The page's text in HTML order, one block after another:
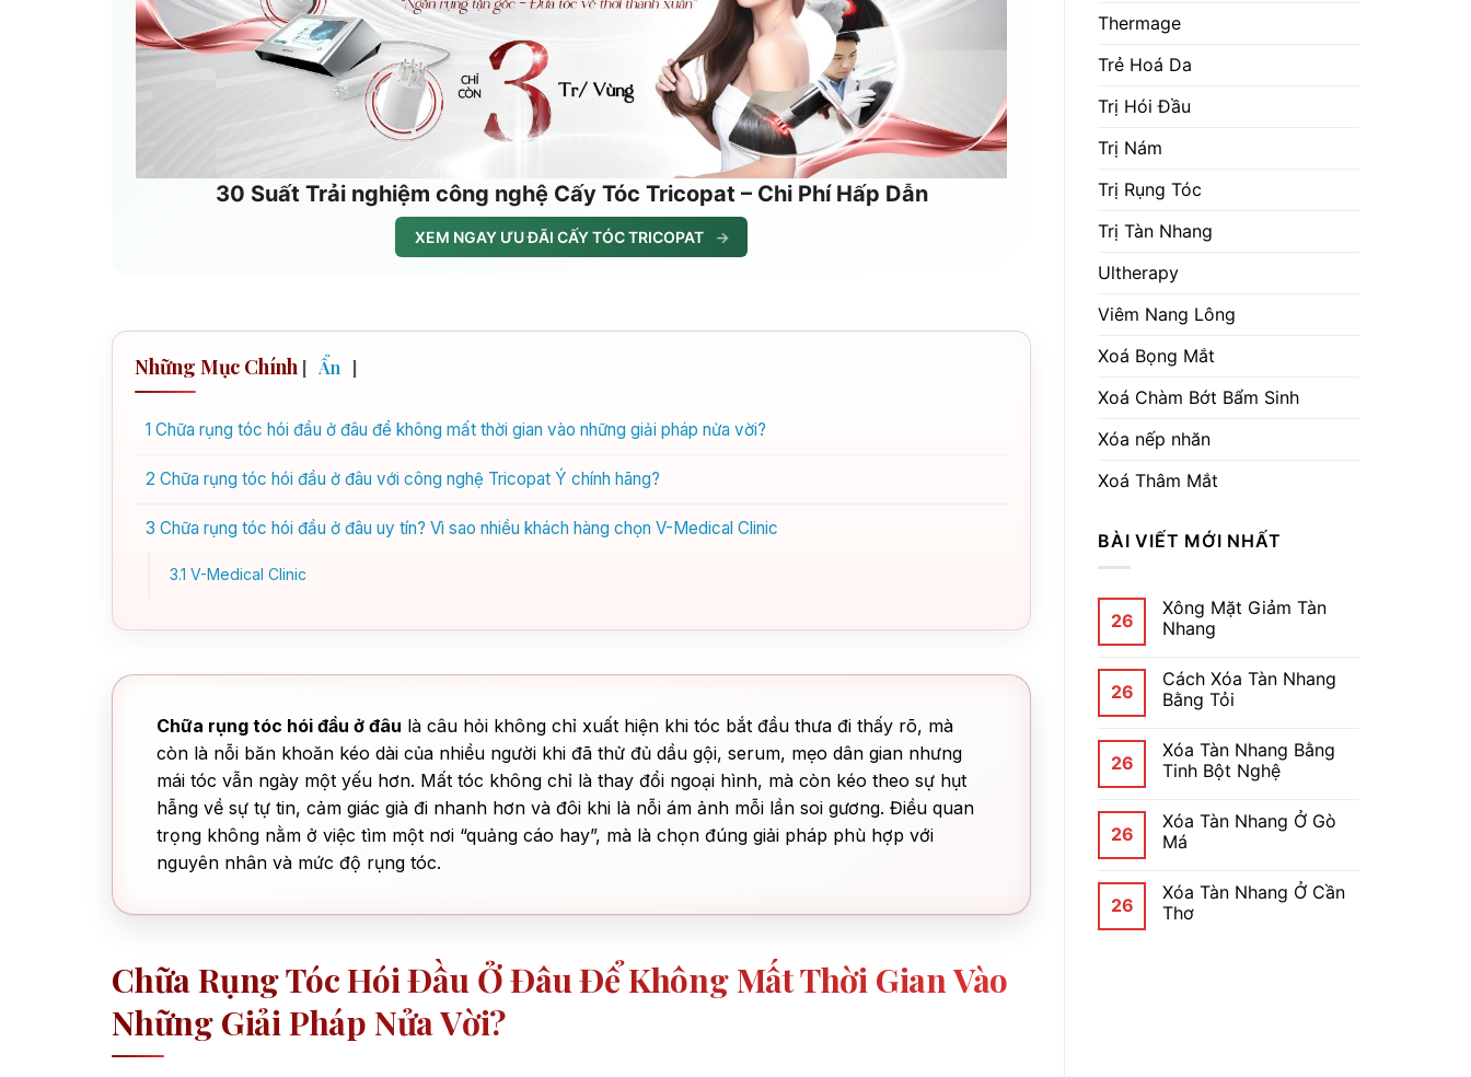
30 Suất Trải nghiệm công nghệ Cấy Tóc Tricopat – Chi Phí Hấp Dẫn
XEM NGAY ƯU ĐÃI CẤY TÓC TRICOPAT →
Những Mục Chính [ Ẩn ]
1 Chữa rụng tóc hói đầu ở đâu để không mất thời gian vào những giải pháp nửa vời?
2 Chữa rụng tóc hói đầu ở đâu với công nghệ Tricopat Ý chính hãng?
3 Chữa rụng tóc hói đầu ở đâu uy tín? Vì sao nhiều khách hàng chọn V-Medical Clinic
3.1 V-Medical Clinic
Chữa rụng tóc hói đầu ở đâu là câu hỏi không chỉ xuất hiện khi tóc bắt đầu thưa đi thấy rõ, mà
còn là nỗi băn khoăn kéo dài của nhiều người khi đã thử đủ dầu gội, serum, mẹo dân gian nhưng
mái tóc vẫn ngày một yếu hơn. Mất tóc không chỉ là thay đổi ngoại hình, mà còn kéo theo sự hụt
hẫng về sự tự tin, cảm giác già đi nhanh hơn và đôi khi là nỗi ám ảnh mỗi lần soi gương. Điều quan
trọng không nằm ở việc tìm một nơi “quảng cáo hay”, mà là chọn đúng giải pháp phù hợp với
nguyên nhân và mức độ rụng tóc.
Chữa Rụng Tóc Hói Đầu Ở Đâu Để Không Mất Thời Gian Vào
Những Giải Pháp Nửa Vời?
Thermage
Trẻ Hoá Da
Trị Hói Đầu
Trị Nám
Trị Rụng Tóc
Trị Tàn Nhang
Ultherapy
Viêm Nang Lông
Xoá Bọng Mắt
Xoá Chàm Bớt Bẩm Sinh
Xóa nếp nhăn
Xoá Thâm Mắt
BÀI VIẾT MỚI NHẤT
26
Xông Mặt Giảm Tàn
Nhang
26
Cách Xóa Tàn Nhang
Bằng Tỏi
26
Xóa Tàn Nhang Bằng
Tinh Bột Nghệ
26
Xóa Tàn Nhang Ở Gò
Má
26
Xóa Tàn Nhang Ở Cần
Thơ